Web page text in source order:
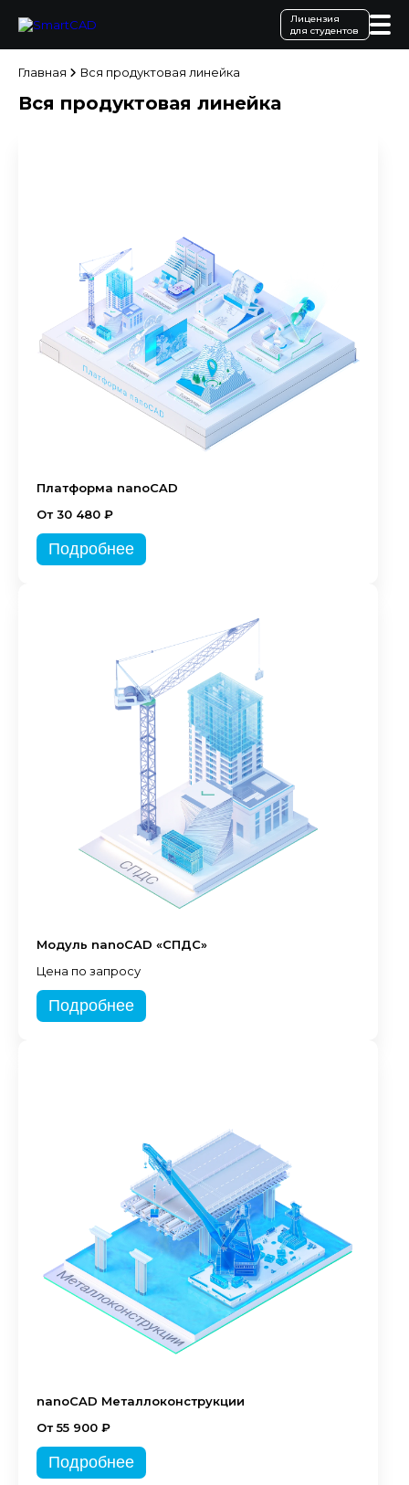
Лицензия
для студентов
Главная Вся продуктовая линейка
Вся продуктовая линейка
Платформа nanoCAD
От 30 480 ₽
Подробнее
Модуль nanoCAD «СПДС»
Цена по запросу
Подробнее
nanoCAD Металлоконструкции
От 55 900 ₽
Подробнее